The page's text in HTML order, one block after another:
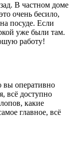
В частном доме
очень бесило,
посуде. Если
уже были там.
работу!
вы оперативно
всё доступно
какие
главное, всё